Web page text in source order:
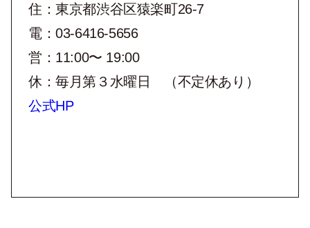
住：東京都渋谷区猿楽町26-7
電：03-6416-5656
営：11:00〜 19:00
休：毎月第３水曜日 （不定休あり）
公式HP